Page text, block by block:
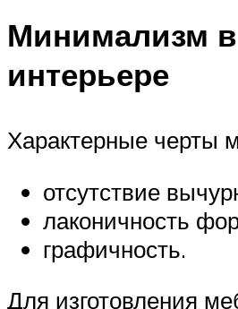
Минимализм в
интерьере
Характерные черты
отсутствие
лаконичность
графичность.
Для изготовления